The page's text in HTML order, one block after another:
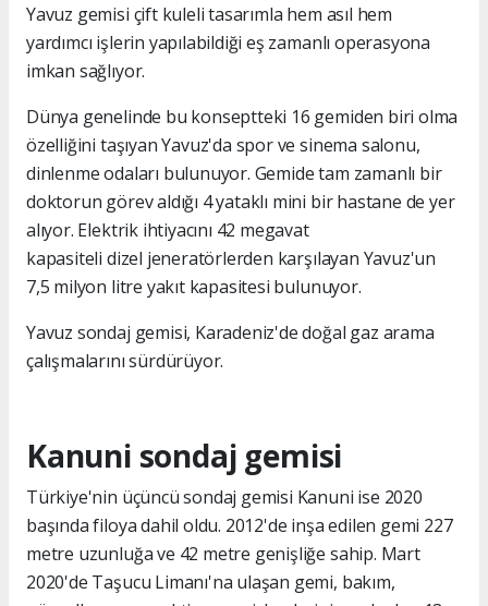
Yavuz gemisi çift kuleli tasarımla hem asıl hem
yardımcı işlerin yapılabildiği eş zamanlı operasyona
imkan sağlıyor.
Dünya genelinde bu konseptteki 16 gemiden biri olma
özelliğini taşıyan Yavuz'da spor ve sinema salonu,
dinlenme odaları bulunuyor. Gemide tam zamanlı bir
doktorun görev aldığı 4 yataklı mini bir hastane de yer
alıyor. Elektrik ihtiyacını 42 megavat
kapasiteli dizel jeneratörlerden karşılayan Yavuz'un
7,5 milyon litre yakıt kapasitesi bulunuyor.
Yavuz sondaj gemisi, Karadeniz'de doğal gaz arama
çalışmalarını sürdürüyor.
Kanuni sondaj gemisi
Türkiye'nin üçüncü sondaj gemisi Kanuni ise 2020
başında filoya dahil oldu. 2012'de inşa edilen gemi 227
metre uzunluğa ve 42 metre genişliğe sahip. Mart
2020'de Taşucu Limanı'na ulaşan gemi, bakım,